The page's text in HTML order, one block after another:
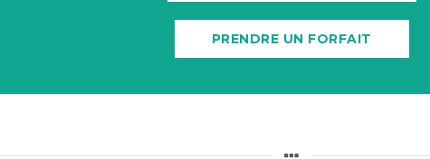
PRENDRE UN FORFAIT